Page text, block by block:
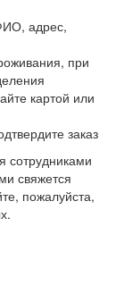
адрес,
при
картой или
заказ
сотрудниками
свяжется
пожалуйста,